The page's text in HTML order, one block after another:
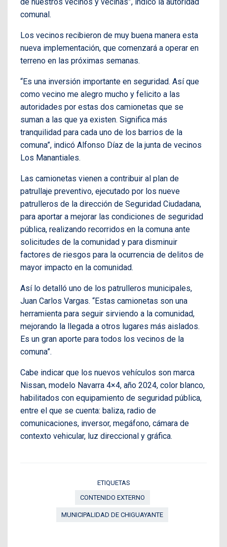
comunal.
Los vecinos recibieron de muy buena manera esta
nueva implementación, que comenzará a operar en
terreno en las próximas semanas.
“Es una inversión importante en seguridad. Así que
como vecino me alegro mucho y felicito a las
autoridades por estas dos camionetas que se
suman a las que ya existen. Significa más
tranquilidad para cada uno de los barrios de la
comuna”, indicó Alfonso Díaz de la junta de vecinos
Los Manantiales.
Las camionetas vienen a contribuir al plan de
patrullaje preventivo, ejecutado por los nueve
patrulleros de la dirección de Seguridad Ciudadana,
para aportar a mejorar las condiciones de seguridad
pública, realizando recorridos en la comuna ante
solicitudes de la comunidad y para disminuir
factores de riesgos para la ocurrencia de delitos de
mayor impacto en la comunidad.
Así lo detalló uno de los patrulleros municipales,
Juan Carlos Vargas. “Estas camionetas son una
herramienta para seguir sirviendo a la comunidad,
mejorando la llegada a otros lugares más aislados.
Es un gran aporte para todos los vecinos de la
comuna”.
Cabe indicar que los nuevos vehículos son marca
Nissan, modelo Navarra 4×4, año 2024, color blanco,
habilitados con equipamiento de seguridad pública,
entre el que se cuenta: baliza, radio de
comunicaciones, inversor, megáfono, cámara de
contexto vehicular, luz direccional y gráfica.
ETIQUETAS
CONTENIDO EXTERNO
MUNICIPALIDAD DE CHIGUAYANTE